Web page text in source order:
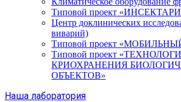
Типовой проект
Центр доклинических
виварий)
Типовой проект
Типовой проект
КРИОХРАНЕНИЯ
ОБЪЕКТОВ»
Наша лаборатория